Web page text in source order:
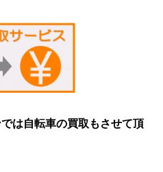
は自転車の買取もさせて頂